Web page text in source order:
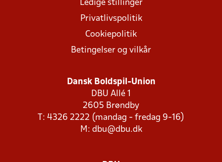
Ledige stillinger
Privatlivspolitik
Cookiepolitik
Betingelser og vilkår
Dansk Boldspil-Union
DBU Allé 1
2605 Brøndby
T: 4326 2222 (mandag - fredag 9-16)
M: dbu@dbu.dk